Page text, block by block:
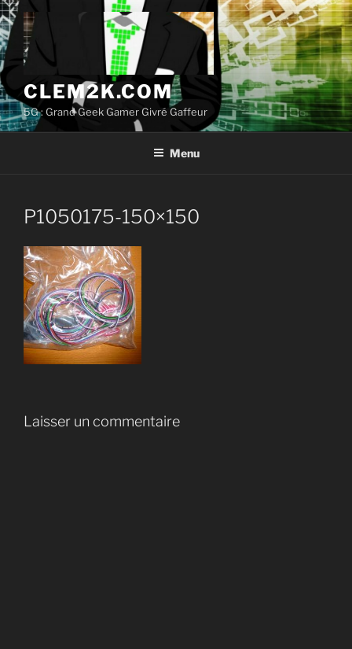
Aller
au
contenu
principal
CLEM2K.COM
5G : Grand Geek Gamer Givré Gaffeur
Menu
P1050175-150×150
Laisser un commentaire